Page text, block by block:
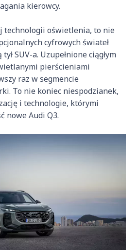
kierowcy.
technologii oświetlenia, to nie
cyfrowych świateł
SUV-a. Uzupełnione ciągłym
pierścieniami
raz w segmencie
To nie koniec niespodzianek,
i technologie, którymi
nowe Audi Q3.